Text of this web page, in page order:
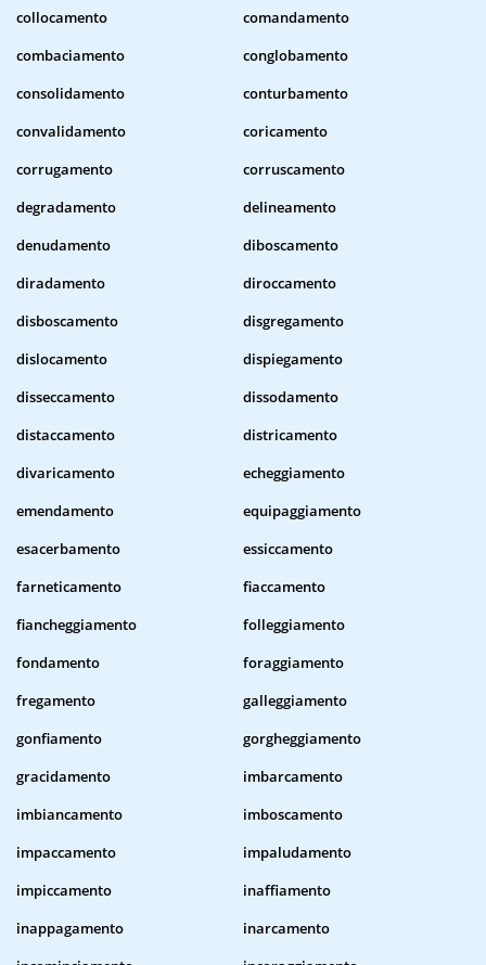
collocamento
comandamento
combaciamento
conglobamento
consolidamento
conturbamento
convalidamento
coricamento
corrugamento
corruscamento
degradamento
delineamento
denudamento
diboscamento
diradamento
diroccamento
disboscamento
disgregamento
dislocamento
dispiegamento
disseccamento
dissodamento
distaccamento
districamento
divaricamento
echeggiamento
emendamento
equipaggiamento
esacerbamento
essiccamento
farneticamento
fiaccamento
fiancheggiamento
folleggiamento
fondamento
foraggiamento
fregamento
galleggiamento
gonfiamento
gorgheggiamento
gracidamento
imbarcamento
imbiancamento
imboscamento
impaccamento
impaludamento
impiccamento
inaffiamento
inappagamento
inarcamento